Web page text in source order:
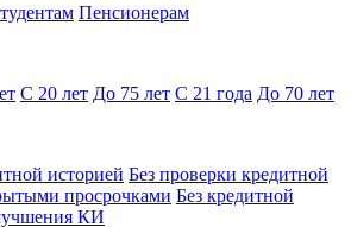
Пенсионерам
С 20 лет До 75 лет С 21 года До 70 лет
историей Без проверки кредитной
просрочками Без кредитной
КИ